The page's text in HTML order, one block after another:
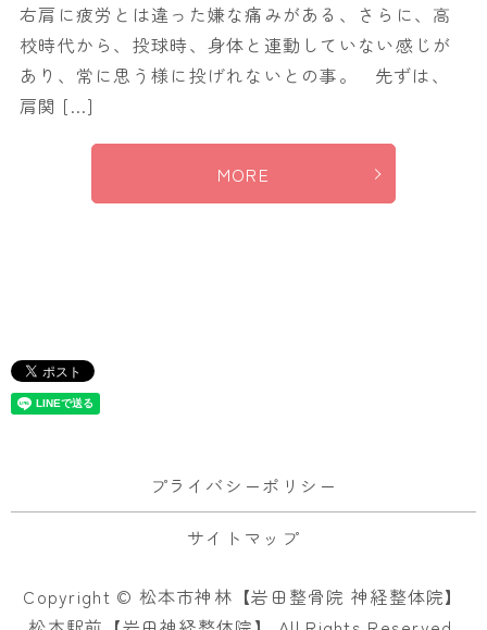
右肩に疲労とは違った嫌な痛みがある、さらに、高
校時代から、投球時、身体と連動していない感じが
あり、常に思う様に投げれないとの事。 先ずは、
肩関 […]
MORE
プライバシーポリシー
サイトマップ
Copyright © 松本市神林【岩田整骨院 神経整体院】